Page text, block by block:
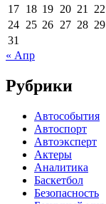
17 18 19 20 21 22
24 25 26 27 28 29
31
« Апр
Рубрики
Автособытия
Автоспорт
Автоэксперт
Актеры
Аналитика
Баскетбол
Безопасность